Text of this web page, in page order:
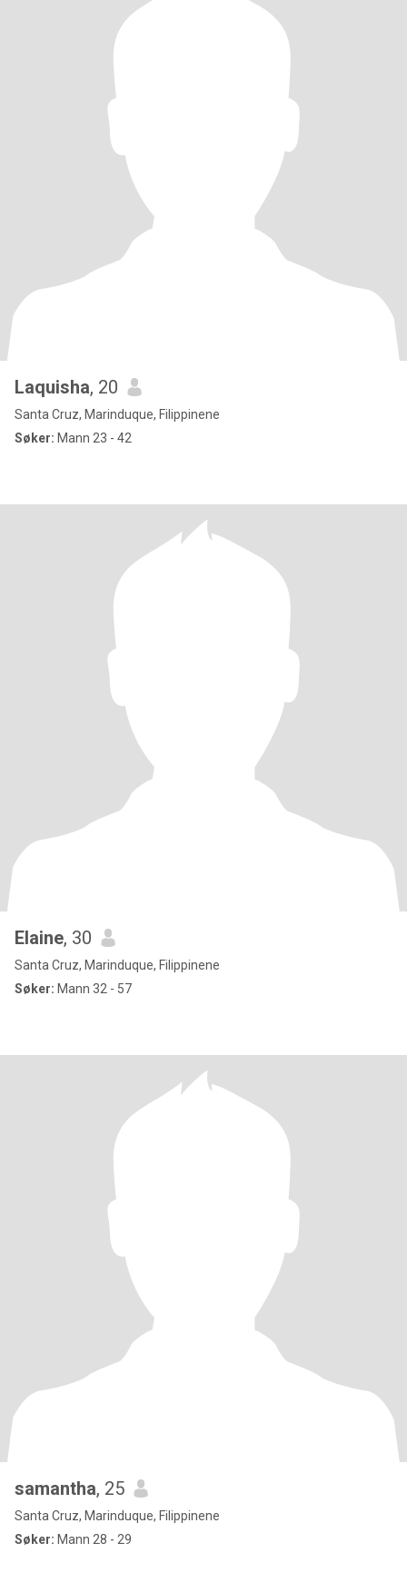
Laquisha, 20
Santa Cruz, Marinduque, Filippinene
Søker: Mann 23 - 42
Elaine, 30
Santa Cruz, Marinduque, Filippinene
Søker: Mann 32 - 57
samantha, 25
Santa Cruz, Marinduque, Filippinene
Søker: Mann 28 - 29